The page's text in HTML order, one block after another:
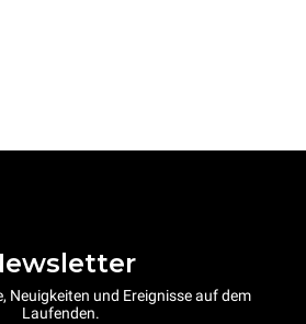
Neuigkeiten und Ereignisse auf dem
Laufenden.